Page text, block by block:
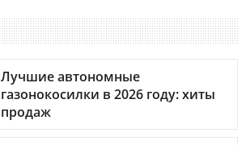
Лучшие автономные
газонокосилки в 2026 году: хиты
продаж